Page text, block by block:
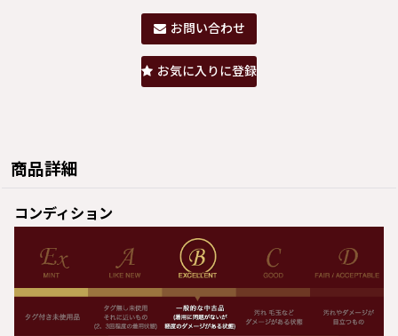
お問い合わせ
お気に入りに登録
商品詳細
コンディション